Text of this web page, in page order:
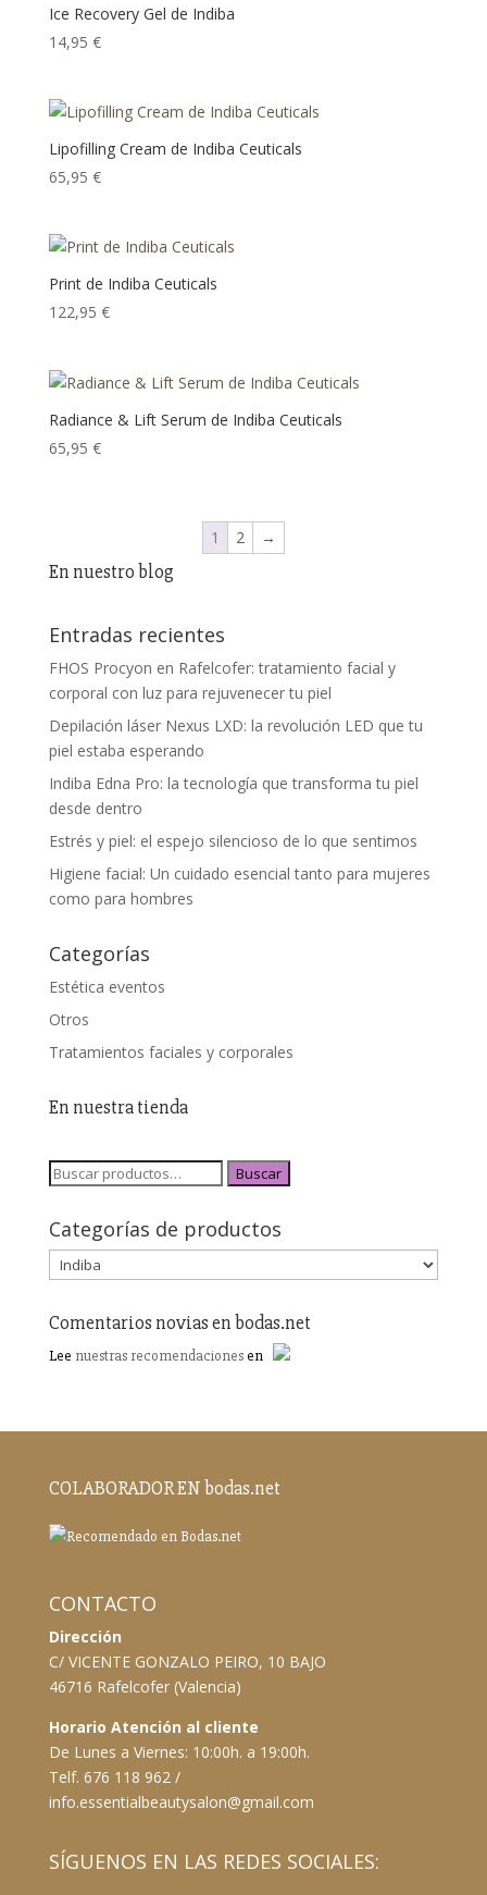
Ice Recovery Gel de Indiba
14,95 €
Lipofilling Cream de Indiba Ceuticals
65,95 €
Print de Indiba Ceuticals
122,95 €
Radiance & Lift Serum de Indiba Ceuticals
65,95 €
1 2 →
En nuestro blog
Entradas recientes
FHOS Procyon en Rafelcofer: tratamiento facial y
corporal con luz para rejuvenecer tu piel
Depilación láser Nexus LXD: la revolución LED que tu
piel estaba esperando
Indiba Edna Pro: la tecnología que transforma tu piel
desde dentro
Estrés y piel: el espejo silencioso de lo que sentimos
Higiene facial: Un cuidado esencial tanto para mujeres
como para hombres
Categorías
Estética eventos
Otros
Tratamientos faciales y corporales
En nuestra tienda
Buscar
Categorías de productos
Comentarios novias en bodas.net
Lee nuestras recomendacionesen
COLABORADOR EN bodas.net
CONTACTO
Dirección
C/ VICENTE GONZALO PEIRO, 10 BAJO
46716 Rafelcofer (Valencia)
Horario Atención al cliente
De Lunes a Viernes: 10:00h. a 19:00h.
Telf. 676 118 962 /
info.essentialbeautysalon@gmail.com
SÍGUENOS EN LAS REDES SOCIALES: